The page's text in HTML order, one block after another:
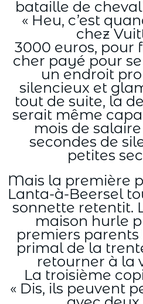
bataille de
« Heu, c’est
chez
3000 euros, pour
cher payé pour
un endroit
silencieux et
tout de suite, la
serait même
mois de
secondes de
petites
Mais la première
Lanta-à-Beersel
sonnette retentit.
maison hurle
premiers parents
primal de la
retourner à la
La troisième
« Dis, ils peuvent